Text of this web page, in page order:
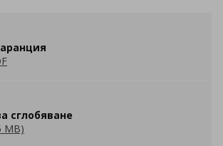
сглобяване
MB)